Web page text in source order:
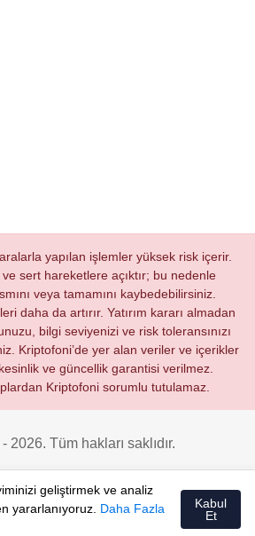
yapılan işlemler yüksek risk içerir.
sert hareketlere açıktır; bu nedenle
veya tamamını kaybedebilirsiniz.
daha da artırır. Yatırım kararı almadan
bilgi seviyenizi ve risk toleransınızı
Kriptofoni’de yer alan veriler ve içerikler
ve güncellik garantisi verilmez.
Kriptofoni sorumlu tutulamaz.
Tüm hakları saklıdır.
geliştirmek ve analiz
yararlanıyoruz. Daha Fazla
Kabul
Et